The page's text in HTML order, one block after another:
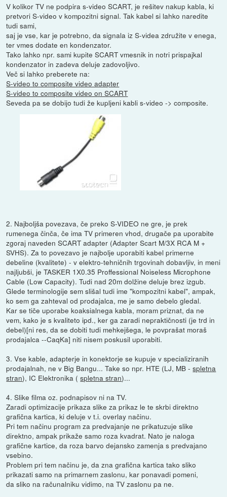
V kolikor TV ne podpira s-video SCART, je rešitev nakup kabla, ki
pretvori S-video v kompozitni signal. Tak kabel si lahko naredite
tudi sami,
saj je vse, kar je potrebno, da signala iz S-videa združite v enega,
ter vmes dodate en kondenzator.
Tako lahko npr. sami kupite SCART vmesnik in notri prispajkal
kondenzator in zadeva deluje zadovoljivo.
Več si lahko preberete na:
S-video to composite video adapter
S-video to composite video on SCART
Seveda pa se dobijo tudi že kupljeni kabli s-video -> composite.
2. Najboljša povezava, če preko S-VIDEO ne gre, je prek
rumenega činča, če ima TV primeren vhod, drugače pa uporabite
zgoraj naveden SCART adapter (Adapter Scart M/3X RCA M +
SVHS). Za to povezavo je najbolje uporabiti kabel primerne
debeline (kvalitete) - v elektro-tehničnih trgovinah dobavljiv, in meni
najljubši, je TASKER 1X0.35 Proffessional Noiseless Microphone
Cable (Low Capacity). Tudi nad 20m dolžine deluje brez izgub.
Glede terminologije sem slišal tudi ime "kompozitni kabel", ampak,
ko sem ga zahteval od prodajalca, me je samo debelo gledal.
Kar se tiče uporabe koaksialnega kabla, moram priznat, da ne
vem, kako je s kvaliteto ipd., ker ga zaradi nepraktičnosti (je trd in
debel)[ni res, da se dobiti tudi mehkejšega, le povprašat moraš
prodajalca --CaqKa] niti nisem poskusil uporabiti.
3. Vse kable, adapterje in konektorje se kupuje v specializiranih
prodajalnah, ne v Big Bangu... Take so npr. HTE (LJ, MB -spletna
stran), IC Elektronika (spletna stran)...
4. Slike filma oz. podnapisov ni na TV.
Zaradi optimizacije prikaza slike za prikaz le te skrbi direktno
grafična kartica, ki deluje v t.i. overlay načinu.
Pri tem načinu program za predvajanje ne prikatuzuje slike
direktno, ampak prikaže samo roza kvadrat. Nato je naloga
grafične kartice, da roza barvo dejansko zamenja s predvajano
vsebino.
Problem pri tem načinu je, da zna grafična kartica tako sliko
prikazati samo na primarnem zaslonu, kar ponavadi pomeni,
da sliko na računalniku vidimo, na TV zaslonu pa ne.